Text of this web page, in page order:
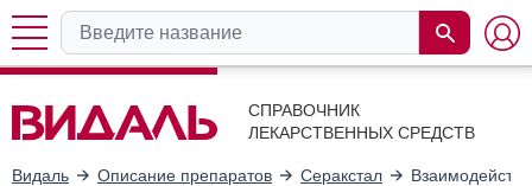
СПРАВОЧНИК
ЛЕКАРСТВЕННЫХ СРЕДСТВ
Видаль Описание препаратов Серакстал